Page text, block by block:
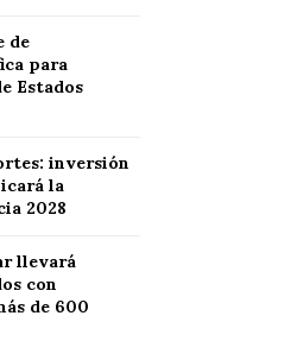
de
para
Estados
inversión
la
2028
llevará
con
de 600